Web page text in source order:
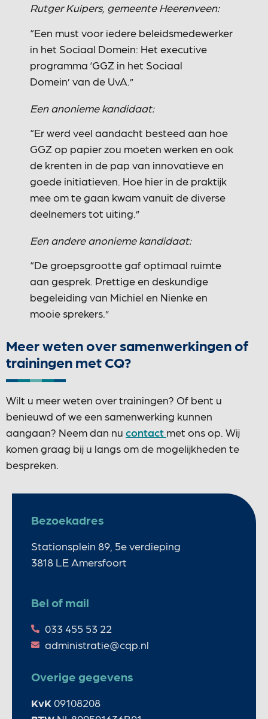
Rutger Kuipers, gemeente Heerenveen:
“Een must voor iedere beleidsmedewerker
in het Sociaal Domein: Het executive
programma ‘GGZ in het Sociaal
Domein’ van de UvA.”
Een anonieme kandidaat:
“Er werd veel aandacht besteed aan hoe
GGZ op papier zou moeten werken en ook
de krenten in de pap van innovatieve en
goede initiatieven. Hoe hier in de praktijk
mee om te gaan kwam vanuit de diverse
deelnemers tot uiting.”
Een andere anonieme kandidaat:
“De groepsgrootte gaf optimaal ruimte
aan gesprek. Prettige en deskundige
begeleiding van Michiel en Nienke en
mooie sprekers.”
Meer weten over samenwerkingen of
trainingen met CQ?
Wilt u meer weten over trainingen? Of bent u
benieuwd of we een samenwerking kunnen
aangaan? Neem dan nu contact met ons op. Wij
komen graag bij u langs om de mogelijkheden te
bespreken.
Bezoekadres
Stationsplein 89, 5e verdieping
3818 LE Amersfoort
Bel of mail
033 455 53 22
administratie@cqp.nl
Overige gegevens
KvK 09108208